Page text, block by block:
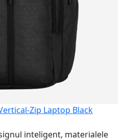
Zip Laptop Black
inteligent, materialele